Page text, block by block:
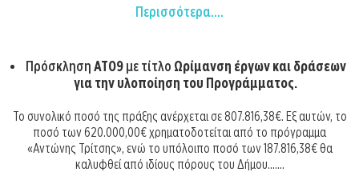
Περισσότερα....
ΠρόσκλησηΑΤ09με τίτλο Ωρίμανση έργων και δράσεων
για την υλοποίηση του Προγράμματος.
Το συνολικό ποσό της πράξης ανέρχεται σε 807.816,38€. Εξ αυτών, το
ποσό των 620.000,00€ χρηματοδοτείται από το πρόγραμμα
«Αντώνης Τρίτσης», ενώ το υπόλοιπο ποσό των 187.816,38€ θα
καλυφθεί από ιδίους πόρους του Δήμου.......